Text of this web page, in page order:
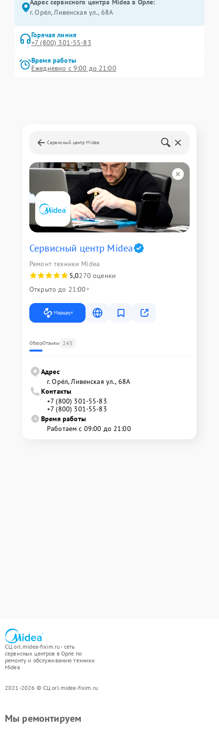
Адрес сервисного центра Midea в Орле:
г. Орёл, Ливенская ул., 68А
Горячая линия
+7 (800) 301-55-83
Время работы
Ежедневно с 9:00 до 21:00
Сервисный центр Midea
Сервисный центр Midea
Ремонт техники Midea
5,0270 оценки
Открыто до 21:00
Маршрут
ОбзорОтзывы 245
Адрес
г. Орёл, Ливенская ул., 68А
Контакты
+7 (800) 301-55-83
+7 (800) 301-55-83
Время работы
Работаем с 09:00 до 21:00
СЦ orl.midea-fixim.ru - сеть
сервисных центров в Орле по
ремонту и обслуживанию техники
Midea
2021-2026 © СЦ orl.midea-fixim.ru
Мы ремонтируем